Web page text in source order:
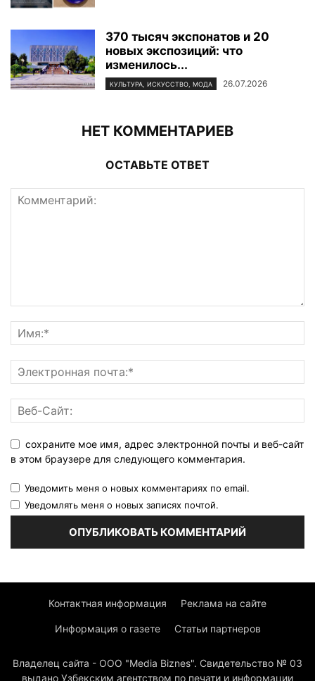
370 тысяч экспонатов и 20
новых экспозиций: что
изменилось...
КУЛЬТУРА, ИСКУССТВО, МОДА 26.07.2026
НЕТ КОММЕНТАРИЕВ
ОСТАВЬТЕ ОТВЕТ
сохраните мое имя, адрес электронной почты и веб-сайт
в этом браузере для следующего комментария.
Уведомить меня о новых комментариях по email.
Уведомлять меня о новых записях почтой.
Контактная информация Реклама на сайте
Информация о газете Статьи партнеров
Владелец сайта - ООО "Media Biznes". Свидетельство № 03
выдано Узбекским агентством по печати и информации